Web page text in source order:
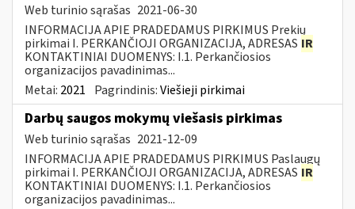
Web turinio sąrašas 2021-06-30
INFORMACIJA APIE PRADEDAMUS PIRKIMUS Prekių
pirkimai I. PERKANČIOJI ORGANIZACIJA, ADRESAS IR
KONTAKTINIAI DUOMENYS: I.1. Perkančiosios
organizacijos pavadinimas...
Metai: 2021 Pagrindinis:Viešieji pirkimai
Darbų saugos mokymų viešasis pirkimas
Web turinio sąrašas 2021-12-09
INFORMACIJA APIE PRADEDAMUS PIRKIMUS Paslaugų
pirkimai I. PERKANČIOJI ORGANIZACIJA, ADRESAS IR
KONTAKTINIAI DUOMENYS: I.1. Perkančiosios
organizacijos pavadinimas...